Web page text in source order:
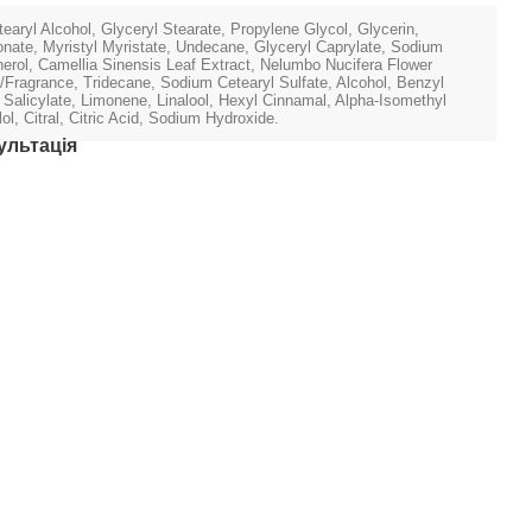
Alcohol, Glyceryl Stearate, Propylene Glycol, Glycerin,
Myristyl Myristate, Undecane, Glyceryl Caprylate, Sodium
Camellia Sinensis Leaf Extract, Nelumbo Nucifera Flower
Tridecane, Sodium Cetearyl Sulfate, Alcohol, Benzyl
Limonene, Linalool, Hexyl Cinnamal, Alpha-Isomethyl
Citral, Citric Acid, Sodium Hydroxide.